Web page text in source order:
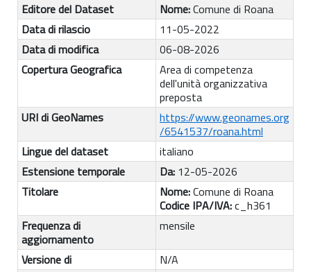
Editore del Dataset
Nome:Comune di Roana
Data di rilascio
11-05-2022
Data di modifica
06-08-2026
Copertura Geografica
Area di competenza
dell'unità organizzativa
preposta
URI di GeoNames
https://www.geonames.org
/6541537/roana.html
Lingue del dataset
italiano
Estensione temporale
Da: 12-05-2026
Titolare
Nome:Comune di Roana
Codice IPA/IVA:c_h361
Frequenza di
aggiornamento
mensile
Versione di
N/A